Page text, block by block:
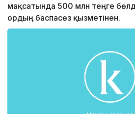
мақсатында 500 млн теңге
Қордың баспасөз қызметінен.